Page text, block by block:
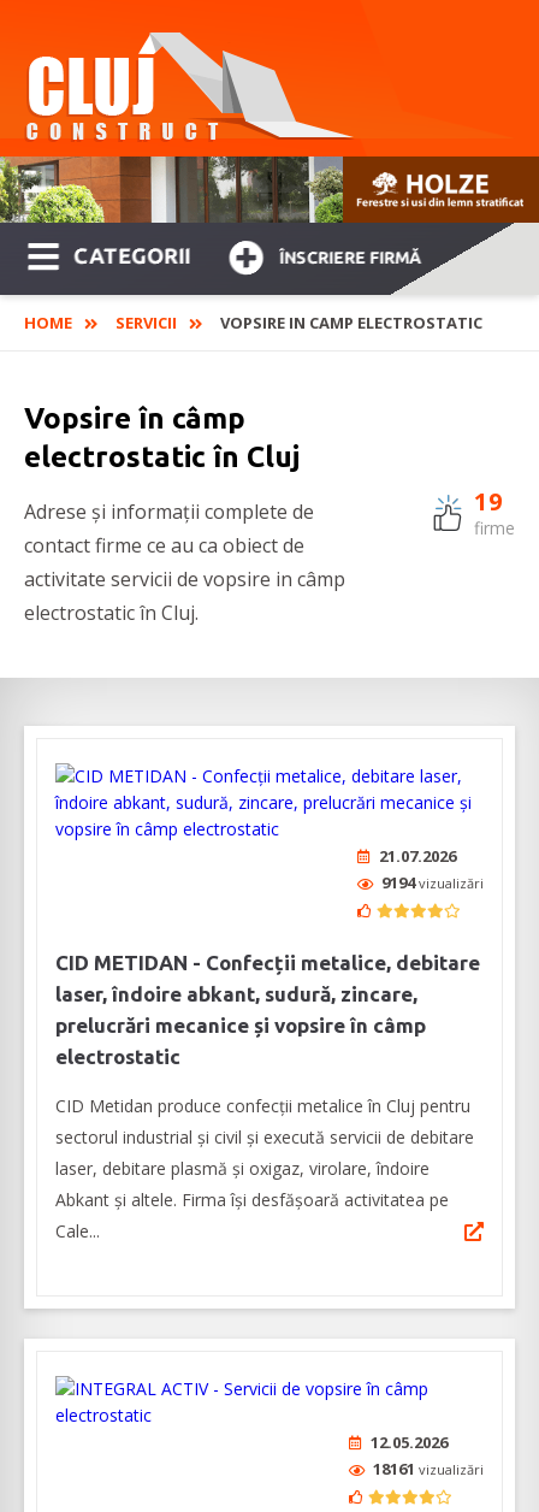
CATEGORII ÎNSCRIERE FIRMĂ
HOME SERVICII VOPSIRE IN CAMP ELECTROSTATIC
Vopsire în câmp
electrostatic în Cluj
Adrese și informații complete de
contact firme ce au ca obiect de
activitate servicii de vopsire in câmp
electrostatic în Cluj.
19
firme
21.07.2026
9194vizualizări
CID METIDAN - Confecții metalice, debitare
laser, îndoire abkant, sudură, zincare,
prelucrări mecanice și vopsire în câmp
electrostatic
CID Metidan produce confecții metalice în Cluj pentru
sectorul industrial și civil și execută servicii de debitare
laser, debitare plasmă și oxigaz, virolare, îndoire
Abkant și altele. Firma își desfășoară activitatea pe
Cale...
12.05.2026
18161 vizualizări